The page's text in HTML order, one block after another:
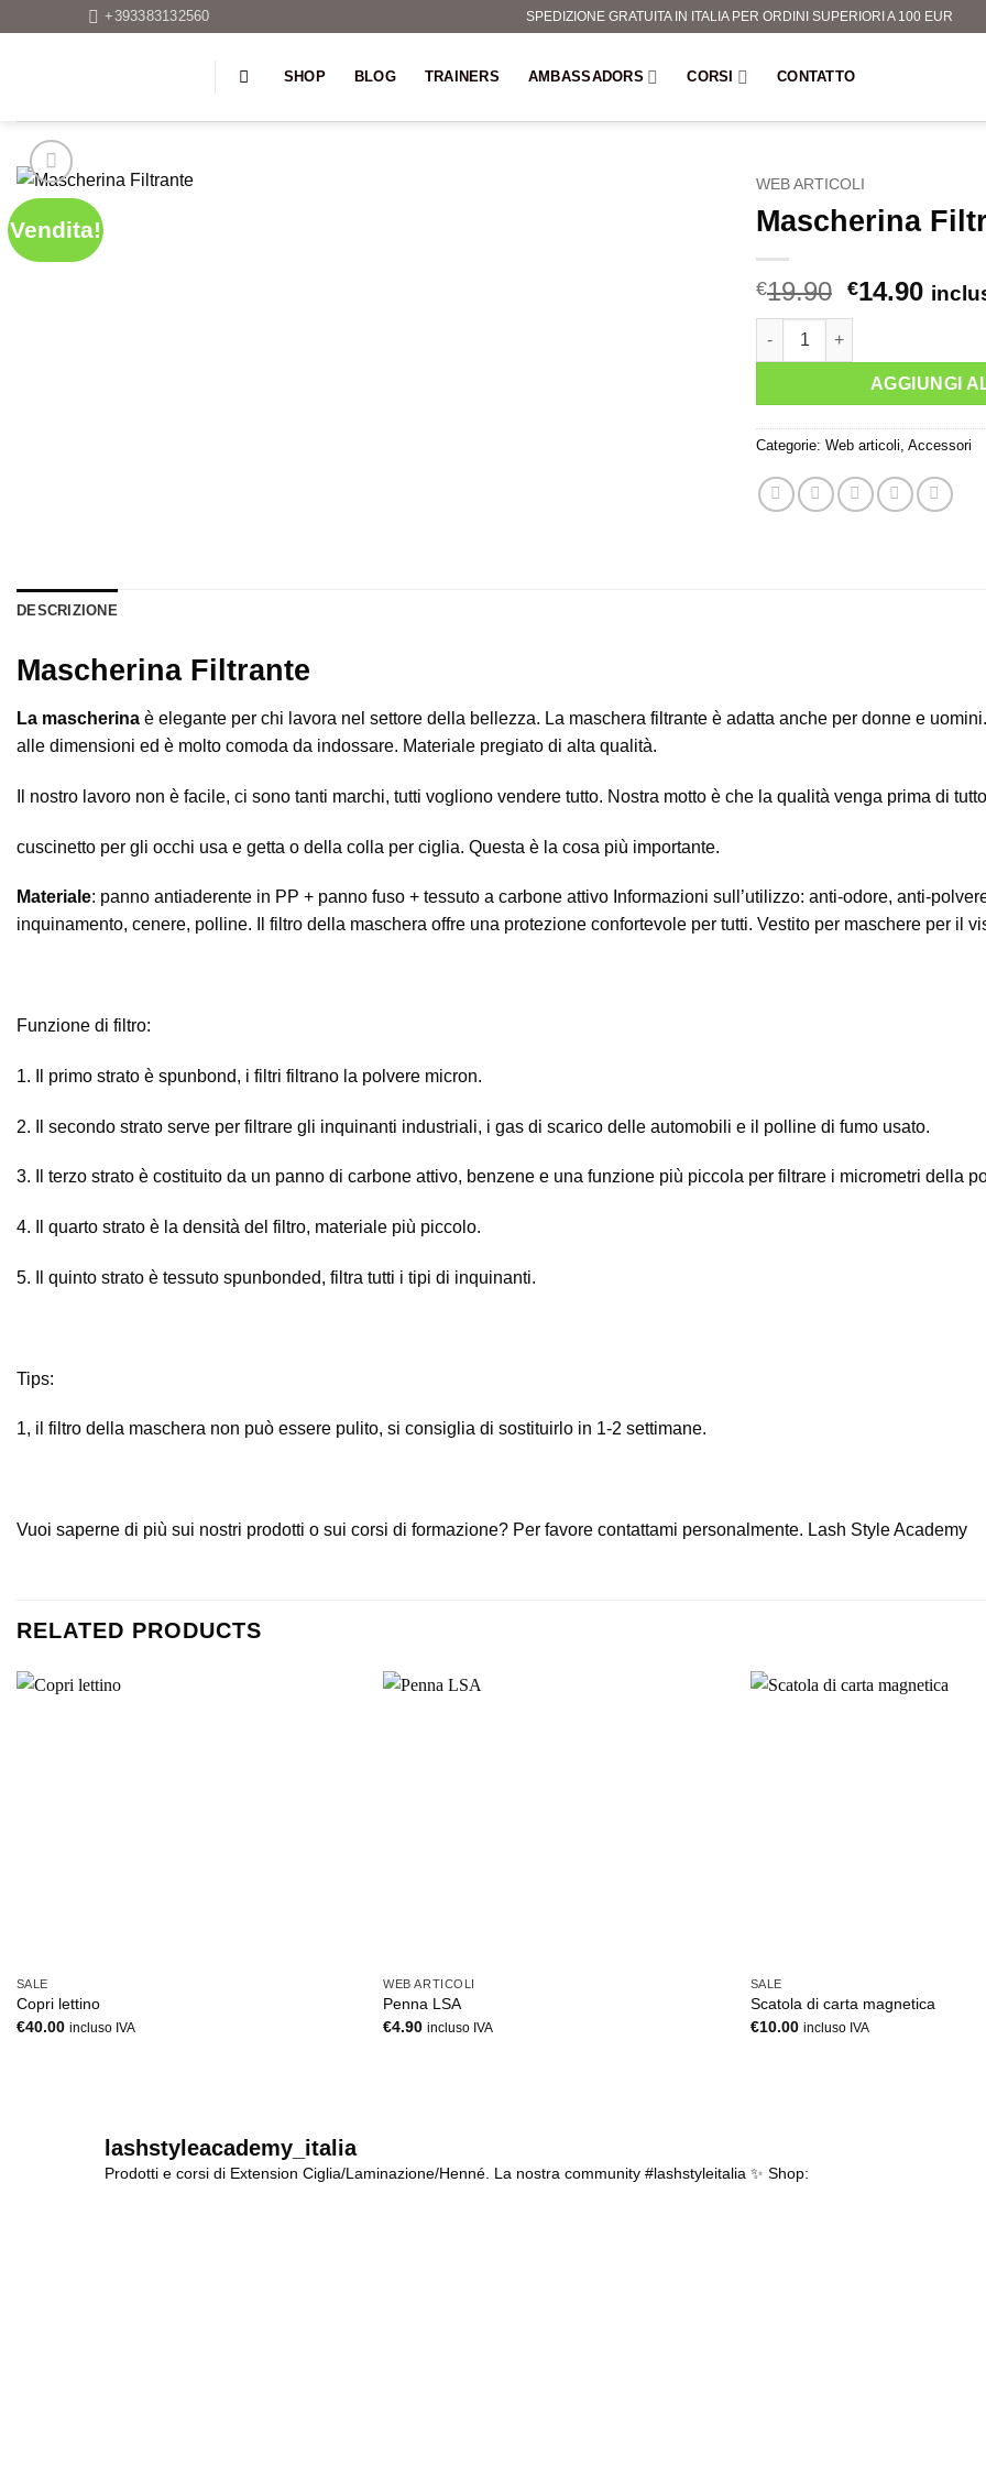
+393383132560 SPEDIZIONE GRATUITA IN ITALIA PER ORDINI SUPERIORI A 100 EUR
SHOP BLOG TRAINERS AMBASSADORS CORSI CONTATTO
Vendita!
WEB ARTICOLI
Mascherina
€19.90 Il
prezzo
era:
€19.90.
€14.90Il
è:
Mascherina Filtrante quantità
AGGIUNGI
Categorie: Web articoli Accessori
DESCRIZIONE
Mascherina Filtrante
La mascherina è elegante per chi lavora nel settore della bellezza. La maschera filtrante è adatta anche per donne e
alle dimensioni ed è molto comoda da indossare. Materiale pregiato di alta qualità.
Il nostro lavoro non è facile, ci sono tanti marchi, tutti vogliono vendere tutto. Nostra motto è che la qualità venga prima di
cuscinetto per gli occhi usa e getta o della colla per ciglia. Questa è la cosa più importante.
Materiale: panno antiaderente in PP + panno fuso + tessuto a carbone attivo Informazioni sull’utilizzo: anti-odore, anti-
inquinamento, cenere, polline.
Il filtro della maschera offre una protezione confortevole per tutti. Vestito per maschere per il
Funzione di filtro:
1. Il primo strato è spunbond, i filtri filtrano la polvere micron.
2. Il secondo strato serve per filtrare gli inquinanti industriali, i gas di scarico delle automobili e il polline di fumo usato.
3. Il terzo strato è costituito da un panno di carbone attivo, benzene e una funzione più piccola per filtrare i micrometri della
4. Il quarto strato è la densità del filtro, materiale più piccolo.
5. Il quinto strato è tessuto spunbonded, filtra tutti i tipi di inquinanti.
Tips:
1, il filtro della maschera non può essere pulito, si consiglia di sostituirlo in 1-2 settimane.
Vuoi saperne di più sui nostri prodotti o sui corsi di formazione? Per favore contattami personalmente. Lash Style Academy
RELATED PRODUCTS
SALE
Copri lettino
€40.00 incluso IVA
WEB ARTICOLI
Penna LSA
€4.90 incluso IVA
SALE
Scatola di carta magnetica
€10.00 incluso IVA
lashstyleacademy_italia
Prodotti e corsi di Extension Ciglia/Laminazione/Henné. La nostra community #lashstyleitalia ✨ Shop: